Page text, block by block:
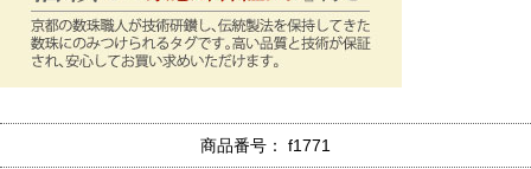
商品番号： f1771